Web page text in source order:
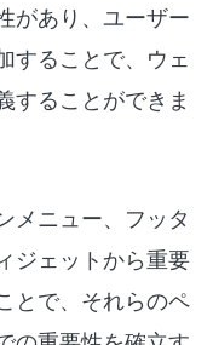
があり、ユーザー
することで、ウェ
することができま
メニュー、フッタ
ジェットから重要
とで、それらのペ